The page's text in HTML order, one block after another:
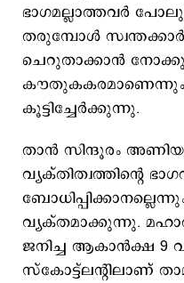
ഭാഗമല്ലാത്തവര്‍
തരുമ്പോള്‍
ചെറുതാക്കാന്‍
കൂട്ടിച്ചേര്‍ക്കുന്നു.
താന്‍ സിന്ദൂരം
വ്യക്തിത്വത്തിന്‍റെ
വ്യക്തമാക്കുന്നു.
ജനിച്ച ആകാന്‍ക്ഷ
സ്കോട്ട്ലന്റിലാണ്